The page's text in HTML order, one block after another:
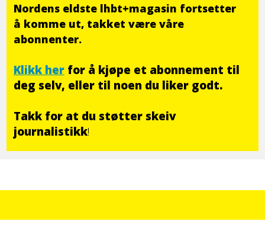
Nordens eldste lhbt+magasin fortsetter
å komme ut, takket være våre
abonnenter.
Klikk herfor å kjøpe et abonnement til
deg selv, eller til noen du liker godt.
Takk for at du støtter skeiv
journalistikk!